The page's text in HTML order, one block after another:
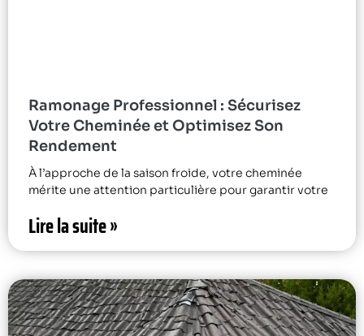
Ramonage Professionnel : Sécurisez
Votre Cheminée et Optimisez Son
Rendement
À l’approche de la saison froide, votre cheminée
mérite une attention particulière pour garantir votre
Lire la suite »